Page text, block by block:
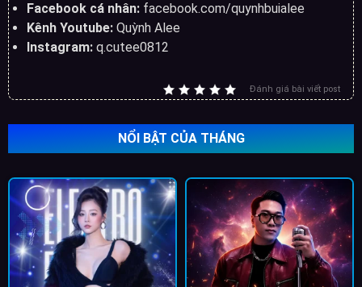
Facebook cá nhân: facebook.com/quynhbuialee
Kênh Youtube: Quỳnh Alee
Instagram: q.cutee0812
Đánh giá bài viết post
NỔI BẬT CỦA THÁNG